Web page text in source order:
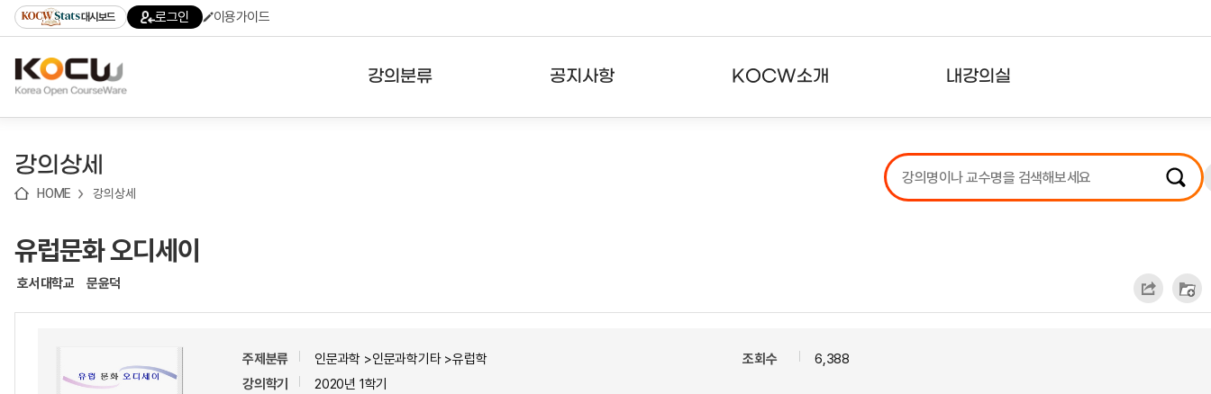
기
기
기
content)
가
대시보드 로그인 이용가이드
강의분류 공지사항 KOCW소개 내강의실
강의리스트
수강확인증강의
강의상세
HOME 강의상세
유럽문화 오디세이
호서대학교 문윤덕
주제분류
인문과학 >인문과학기타 >유럽학
강의학기
2020년 1학기
조회수 6,388